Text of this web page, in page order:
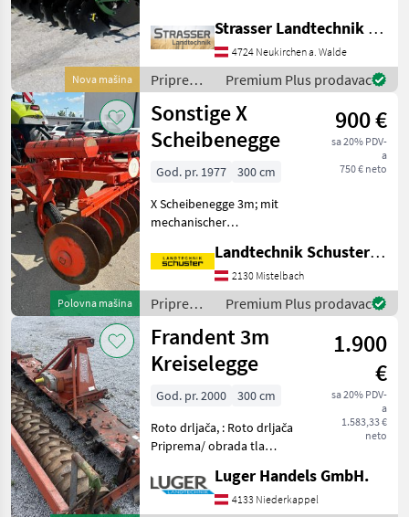
Nova mašina
- 560mm Scheiben -
Balkenabstand einstellbar
88 cm oder 100 cm - 600mm
Dachringwalze mit Ab
Strasser Landtechnik GmbH
4724 Neukirchen a. Walde
Priprema/
obrada tla
(plugovi,
kultivatori,
tanjurače
i dr.) /
Premium Plus prodavac
Polovna mašina
Sonstige X
Scheibenegge
900 €
sa 20% PDV-
a
750 € neto
God. pr. 1977
300 cm
X Scheibenegge 3m; mit
mechanischer
; hydraulischer
Fahrgestellaushub mit 10
Stück Belastungsgewichte
aus Beton Šasija/ ram,
Stražnji mark
Landtechnik Schuster Niederlassung Mistelbach
2130 Mistelbach
Priprema/
obrada tla
(plugovi,
kultivatori,
tanjurače
i dr.) /
Premium Plus prodavac
Frandent 3m
Kreiselegge
1.900
€
sa 20% PDV-
a
1.583,33 €
neto
God. pr. 2000
300 cm
Roto drljača, : Roto drljača
Priprema/ obrada tla
tanjurače i dr.) Roto drljače,
tanjurače, kombinacije
Luger Handels GmbH.
4133 Niederkappel